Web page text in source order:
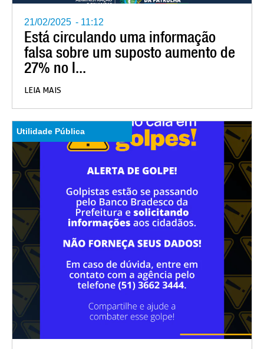
21/02/2025 - 11:12
Está circulando uma informação
falsa sobre um suposto aumento de
27% no I...
LEIA MAIS
Utilidade Pública